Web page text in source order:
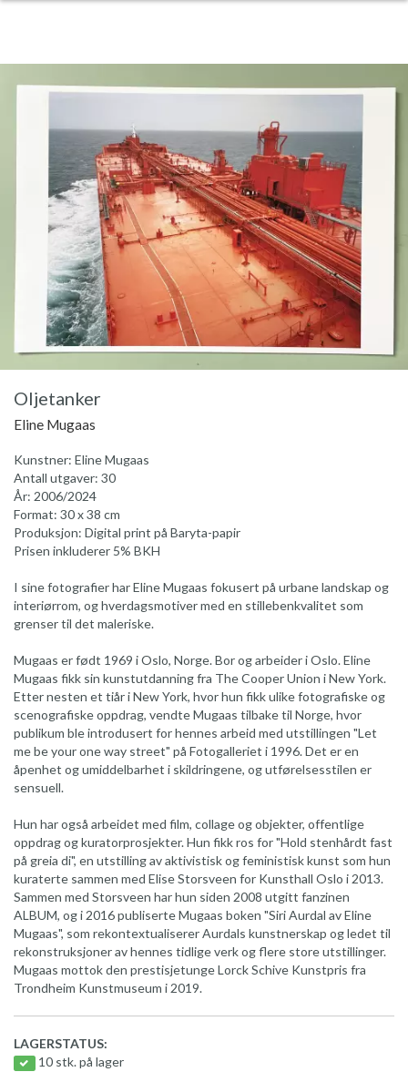
Oljetanker
Eline Mugaas
Kunstner: Eline Mugaas
Antall utgaver: 30
År: 2006/2024
Format: 30 x 38 cm
Produksjon: Digital print på Baryta-papir
Prisen inkluderer 5% BKH
I sine fotografier har Eline Mugaas fokusert på urbane landskap og
interiørrom, og hverdagsmotiver med en stillebenkvalitet som
grenser til det maleriske.
Mugaas er født 1969 i Oslo, Norge. Bor og arbeider i Oslo. Eline
Mugaas fikk sin kunstutdanning fra The Cooper Union i New York.
Etter nesten et tiår i New York, hvor hun fikk ulike fotografiske og
scenografiske oppdrag, vendte Mugaas tilbake til Norge, hvor
publikum ble introdusert for hennes arbeid med utstillingen "Let
me be your one way street" på Fotogalleriet i 1996. Det er en
åpenhet og umiddelbarhet i skildringene, og utførelsesstilen er
sensuell.
Hun har også arbeidet med film, collage og objekter, offentlige
oppdrag og kuratorprosjekter. Hun fikk ros for "Hold stenhårdt fast
på greia di", en utstilling av aktivistisk og feministisk kunst som hun
kuraterte sammen med Elise Storsveen for Kunsthall Oslo i 2013.
Sammen med Storsveen har hun siden 2008 utgitt fanzinen
ALBUM, og i 2016 publiserte Mugaas boken "Siri Aurdal av Eline
Mugaas", som rekontextualiserer Aurdals kunstnerskap og ledet til
rekonstruksjoner av hennes tidlige verk og flere store utstillinger.
Mugaas mottok den prestisjetunge Lorck Schive Kunstpris fra
Trondheim Kunstmuseum i 2019.
LAGERSTATUS:
10 stk. på lager